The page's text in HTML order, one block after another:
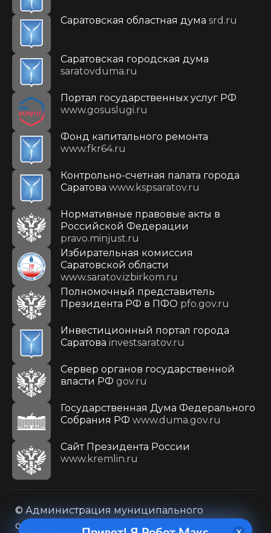
Саратовская областная дума srd.ru
Саратовская городская дума
saratovduma.ru
Портал государственных услуг РФ
www.gosuslugi.ru
Фонд капитального ремонта
www.fkr64.ru
Контрольно-счетная палата города
Саратова www.kspsaratov.ru
Нормативные правовые акты в
Российской Федерации
pravo.minjust.ru
Избирательная комиссия
Саратовской области
www.saratov.izbirkom.ru
Полномочный представитель
Президента РФ в ПФО pfo.gov.ru
Инвестиционный портал города
Саратова investsaratov.ru
Сервер органов государственной
власти РФ gov.ru
Государственная Дума Федерального
Собрания РФ www.duma.gov.ru
Cайт Президента России
www.kremlin.ru
© Администрация муниципального
образования городского округа «Город